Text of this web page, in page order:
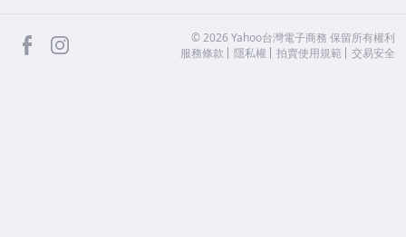
facebook ©2026 Yahoo台灣電子商務 保留所有權利
服務條款
隱私權 拍賣使用規範 交易安全